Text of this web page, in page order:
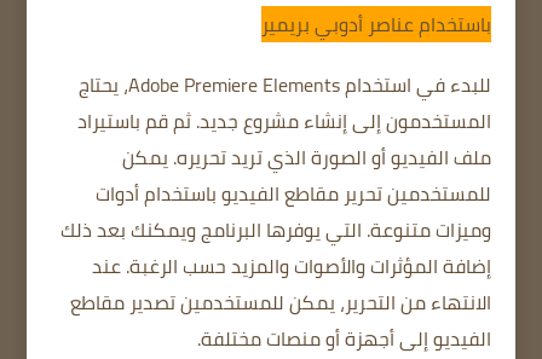
باستخدام عناصر أدوبي بريمير
للبدء في استخدام Adobe Premiere Elements، يحتاج
المستخدمون إلى إنشاء مشروع جديد.ثم قم باستيراد
ملف الفيديو أو الصورة الذي تريد تحريره.يمكن
للمستخدمين تحرير مقاطع الفيديو باستخدام أدوات
وميزات متنوعة. التي يوفرها البرنامجويمكنك بعد ذلك
إضافة المؤثرات والأصوات والمزيد حسب الرغبة.عند
الانتهاء من التحرير،يمكن للمستخدمين تصدير مقاطع
الفيديو إلى أجهزة أو منصات مختلفة.